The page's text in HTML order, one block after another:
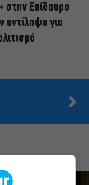
στην Επίδαυρο
αντίληψη για